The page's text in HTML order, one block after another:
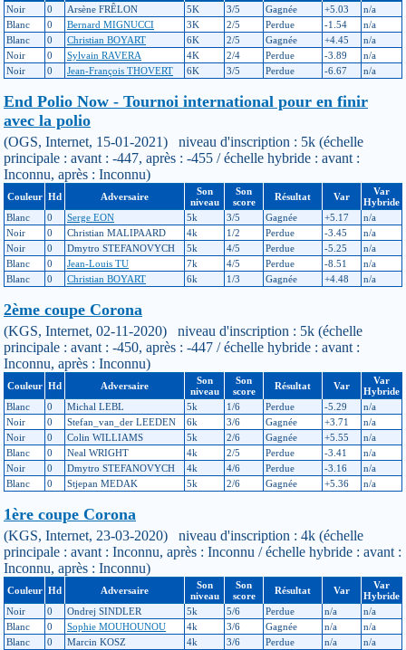
Noir
0 Arsène FRÊLON 5K 3/5 Gagnée +5.03
n/a
Blanc
0 Bernard MIGNUCCI 3K 2/5 Perdue -1.54
n/a
Blanc
0 Christian BOYART 6K 2/5 Gagnée +4.45
n/a
Noir
0 Sylvain RAVERA 4K 2/4 Perdue -3.89
n/a
Noir
0 Jean-François THOVERT 6K 3/5 Perdue -6.67 n/a
End Polio Now - Tournoi international pour en finir
avec la polio
(OGS, Internet, 15-01-2021) niveau d'inscription : 5k (échelle
principale : avant : -447, après : -455 / échelle hybride : avant :
Inconnu, après : Inconnu)
Couleur Hd Adversaire
Son
niveau
Son
score
Résultat Var
Var
Hybride
Blanc
0 Serge EON 5k 3/5 Gagnée +5.17
n/a
Noir
0 Christian MALIPAARD 4k 1/2 Perdue -3.45
n/a
Noir
0 Dmytro STEFANOVYCH 5k 4/5 Perdue -5.25
n/a
Blanc
0 Jean-Louis TU 7k 4/5 Perdue -8.51
n/a
Blanc
0 Christian BOYART 6k 1/3 Gagnée +4.48 n/a
2ème coupe Corona
(KGS, Internet, 02-11-2020) niveau d'inscription : 5k (échelle
principale : avant : -450, après : -447 / échelle hybride : avant :
Inconnu, après : Inconnu)
Couleur Hd Adversaire
Son
niveau
Son
score
Résultat Var
Var
Hybride
Blanc
0 Michal LEBL 5k 1/6 Perdue -5.29
n/a
Noir
0 Stefan_van_der LEEDEN 6k 3/6 Gagnée +3.71
n/a
Noir
0 Colin WILLIAMS 5k 2/6 Gagnée +5.55
n/a
Blanc
0 Neal WRIGHT 4k 2/5 Perdue -3.41
n/a
Noir
0 Dmytro STEFANOVYCH 4k 4/6 Perdue -3.16
n/a
Blanc
0 Stjepan MEDAK 5k 2/6 Gagnée +5.36 n/a
1ère coupe Corona
(KGS, Internet, 23-03-2020) niveau d'inscription : 4k (échelle
principale : avant : Inconnu, après : Inconnu / échelle hybride : avant :
Inconnu, après : Inconnu)
Couleur Hd Adversaire
Son
niveau
Son
score
Résultat Var
Var
Hybride
Noir
0 Ondrej SINDLER 5k 5/6 Perdue n/a
n/a
Blanc
0 Sophie MOUHOUNOU 4k 3/6 Gagnée n/a
n/a
Blanc
0 Marcin KOSZ 4k 3/6 Perdue n/a
n/a